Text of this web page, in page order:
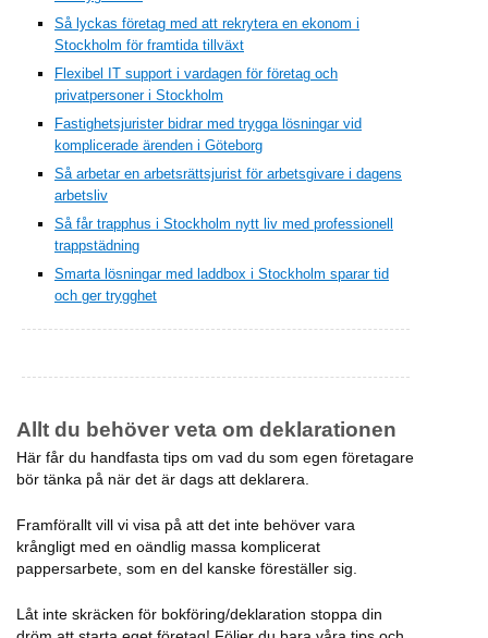
Så lyckas företag med att rekrytera en ekonom i
Stockholm för framtida tillväxt
Flexibel IT support i vardagen för företag och
privatpersoner i Stockholm
Fastighetsjurister bidrar med trygga lösningar vid
komplicerade ärenden i Göteborg
Så arbetar en arbetsrättsjurist för arbetsgivare i dagens
arbetsliv
Så får trapphus i Stockholm nytt liv med professionell
trappstädning
Smarta lösningar med laddbox i Stockholm sparar tid
och ger trygghet
Allt du behöver veta om deklarationen
Här får du handfasta tips om vad du som egen företagare
bör tänka på när det är dags att deklarera.
Framförallt vill vi visa på att det inte behöver vara
krångligt med en oändlig massa komplicerat
pappersarbete, som en del kanske föreställer sig.
Låt inte skräcken för bokföring/deklaration stoppa din